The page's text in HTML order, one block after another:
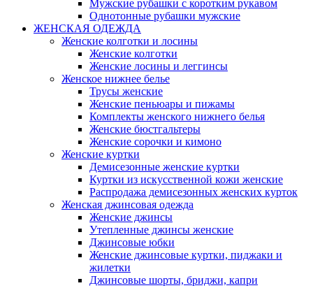
Мужские рубашки с коротким рукавом
Однотонные рубашки мужские
ЖЕНСКАЯ ОДЕЖДА
Женские колготки и лосины
Женские колготки
Женские лосины и леггинсы
Женское нижнее белье
Трусы женские
Женские пеньюары и пижамы
Комплекты женского нижнего белья
Женские бюстгальтеры
Женские сорочки и кимоно
Женские куртки
Демисезонные женские куртки
Куртки из искусственной кожи женские
Распродажа демисезонных женских курток
Женская джинсовая одежда
Женские джинсы
Утепленные джинсы женские
Джинсовые юбки
Женские джинсовые куртки, пиджаки и
жилетки
Джинсовые шорты, бриджи, капри